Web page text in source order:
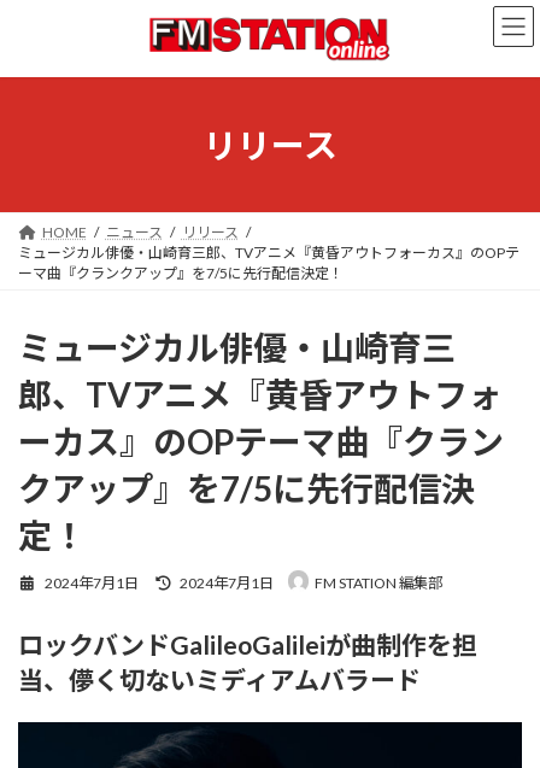
ン
ー
リリース
HOME ニュース
リリース
ミュージカル俳優・山崎育三郎、TVアニメ『黄昏アウトフォーカス』のOPテ
ーマ曲『クランクアップ』を7/5に先行配信決定！
ミュージカル俳優・山崎育三
郎、TVアニメ『黄昏アウトフォ
ーカス』のOPテーマ曲『クラン
クアップ』を7/5に先行配信決
定！
2024年7月1日
最
新
時
2024年7月1日 FM STATION 編集部
ロックバンドGalileoGalileiが曲制作を担
当、儚く切ないミディアムバラード